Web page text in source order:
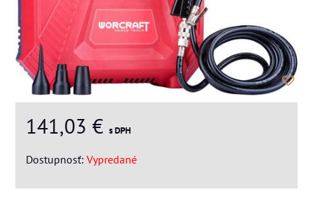
141,03 € s DPH
Dostupnosť: Vypredané